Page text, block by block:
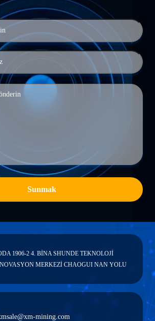
Sunmak
1906-2 4. BİNA SHUNDE TEKNOLOJİ
MERKEZİ CHAOGUI NAN YOLU
mining.com